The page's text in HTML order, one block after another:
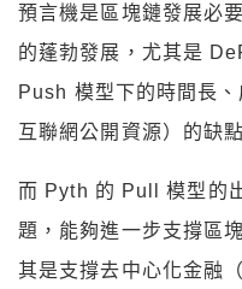
預言機是區塊鏈發展必
的蓬勃發展，尤其是
Push 模型下的時間長
互聯網公開資源）的缺
而 Pyth 的 Pull 模型的
題，能夠進一步支撐區
其是支撐去中心化金融